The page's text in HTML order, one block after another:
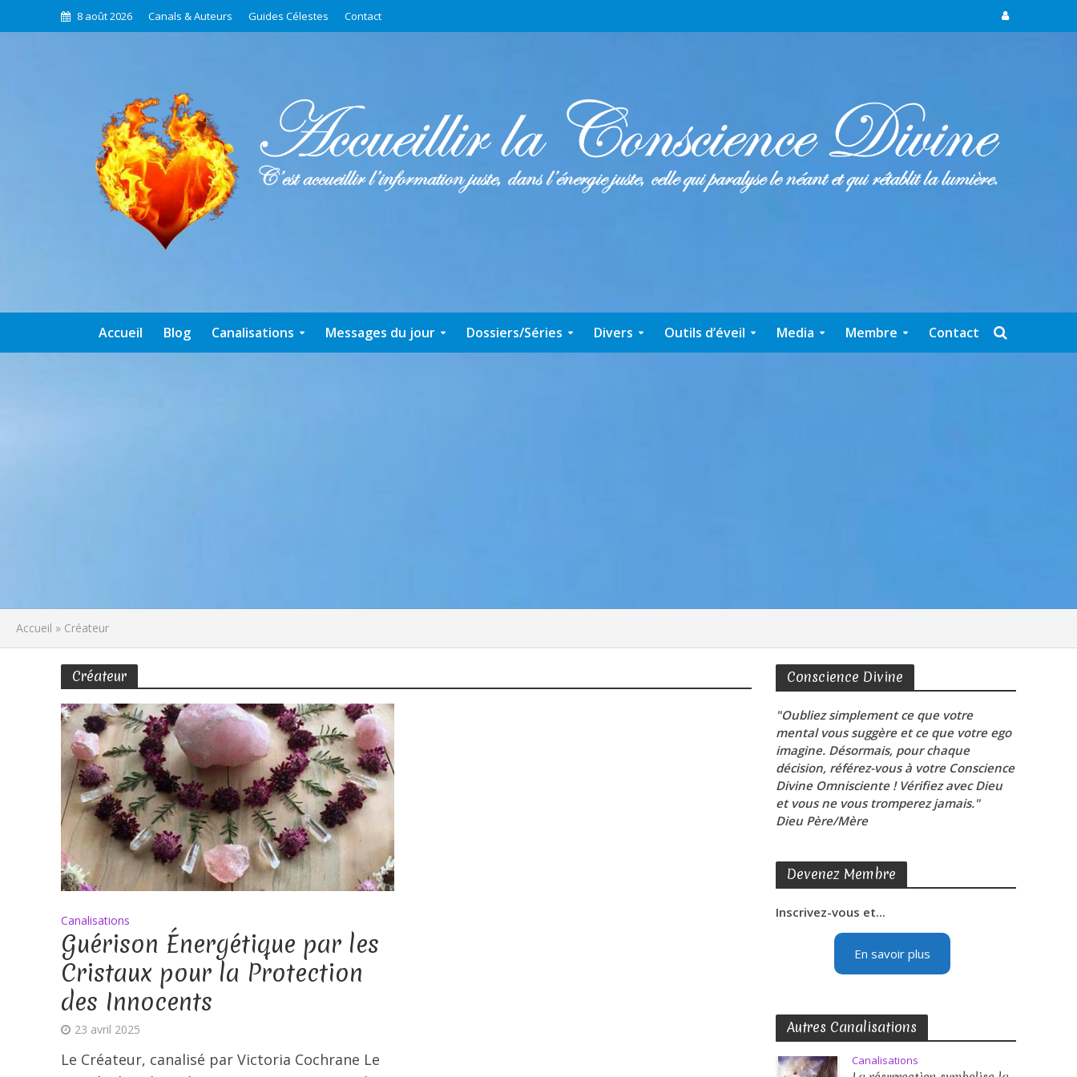
8 août 2026 Canals & Auteurs Guides Célestes Contact
Accueil Blog Canalisations Messages du jour Dossiers/Séries Divers Outils d’éveil Media Membre Contact
Accueil » Créateur
Créateur
Canalisations
Guérison Énergétique par les
Cristaux pour la Protection
des Innocents
23 avril 2025
Le Créateur, canalisé par Victoria Cochrane Le
Conscience Divine
"Oubliez simplement ce que votre
mental vous suggère et ce que votre ego
imagine. Désormais, pour chaque
décision, référez-vous à votre Conscience
Divine Omnisciente ! Vérifiez avec Dieu
et vous ne vous tromperez jamais."
Dieu Père/Mère
Devenez Membre
Inscrivez-vous et...
En savoir plus
Autres Canalisations
Canalisations